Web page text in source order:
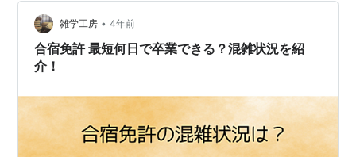
雑学工房 • 4年前
合宿免許 最短何日で卒業できる？混雑状況を紹
介！